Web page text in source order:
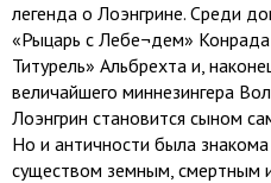
легенда о Лоэнгрине. Среди
«Рыцарь с Лебе¬дем»
Титурель» Альбрехта и,
величайшего миннезингера
Лоэнгрин становится сыном
Но и античности была
существом земным, смертным